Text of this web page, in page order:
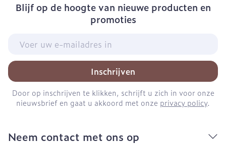
Blijf op de hoogte van nieuwe producten en
promoties
Inschrijven
Door op inschrijven te klikken, schrijft u zich in voor onze
nieuwsbrief en gaat u akkoord met onze privacy policy.
Neem contact met ons op